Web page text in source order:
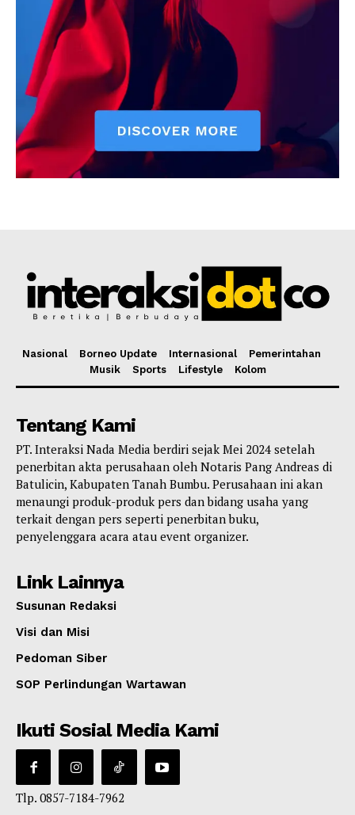
Nasional Borneo Update Internasional
Pemerintahan
Musik
Sports Lifestyle Kolom
Tentang Kami
PT. Interaksi Nada Media berdiri sejak Mei 2024 setelah
penerbitan akta perusahaan oleh Notaris Pang Andreas di
Batulicin, Kabupaten Tanah Bumbu. Perusahaan ini akan
menaungi produk-produk pers dan bidang usaha yang
terkait dengan pers seperti penerbitan buku,
penyelenggara acara atau event organizer.
Link Lainnya
Susunan Redaksi
Visi dan Misi
Pedoman Siber
SOP Perlindungan Wartawan
Ikuti Sosial Media Kami
Tlp. 0857-7184-7962